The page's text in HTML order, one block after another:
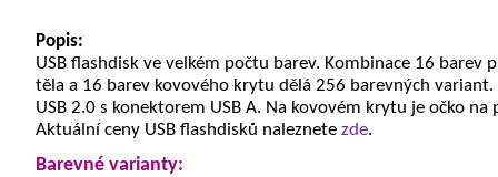
Popis:
USB flashdisk ve velkém počtu barev. Kombinace 16 barev
těla a 16 barev kovového krytu dělá 256 barevných variant.
USB 2.0 s konektorem USB A. Na kovovém krytu je očko na
Aktuální ceny USB flashdisků naleznete zde.
Barevné varianty: